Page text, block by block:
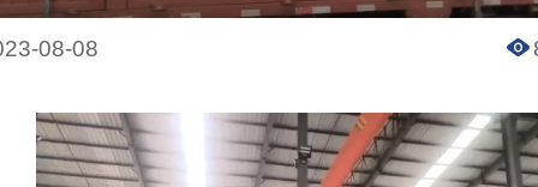
08-08